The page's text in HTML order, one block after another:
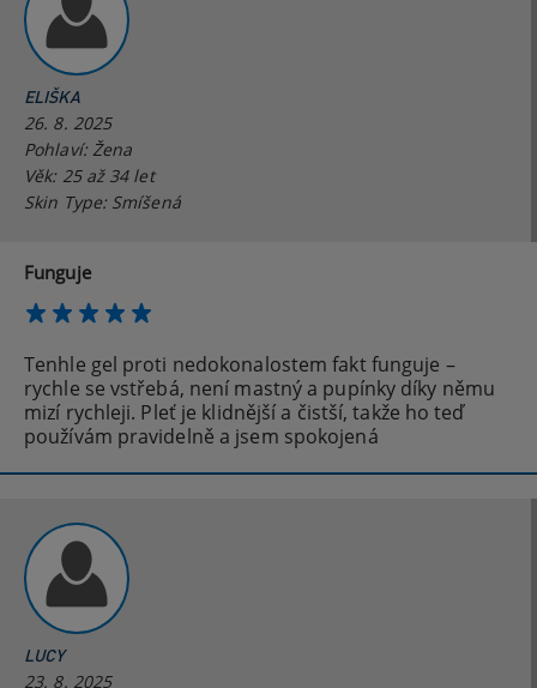
ELIŠKA
26. 8. 2025
Pohlaví: Žena
Věk: 25 až 34 let
Skin Type: Smíšená
Funguje
Tenhle gel proti nedokonalostem fakt funguje –
rychle se vstřebá, není mastný a pupínky díky němu
mizí rychleji. Pleť je klidnější a čistší, takže ho teď
používám pravidelně a jsem spokojená
LUCY
23. 8. 2025